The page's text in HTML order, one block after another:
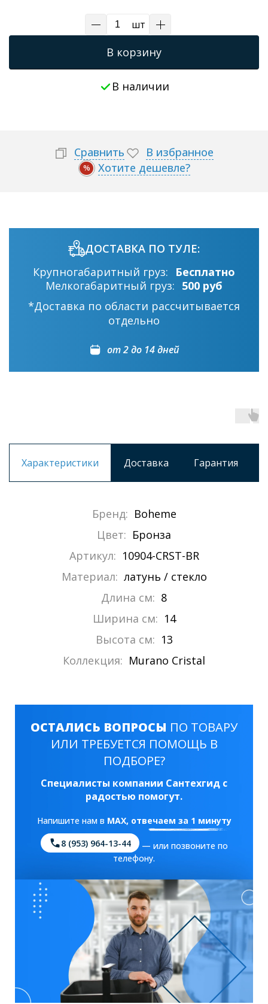
шт
В корзину
В наличии
Сравнить В избранное
% Хотите дешевле?
ДОСТАВКА ПО ТУЛЕ:
Крупногабаритный груз:
Бесплатно
Мелкогабаритный груз: 500 руб
*Доставка по области рассчитывается
отдельно
от 2 до 14 дней
Характеристики Доставка Гарантия
Бренд: Boheme
Цвет: Бронза
Артикул: 10904-CRST-BR
Материал: латунь / стекло
Длина см: 8
Ширина см: 14
Высота см: 13
Коллекция: Murano Cristal
ОСТАЛИСЬ ВОПРОСЫ ПО ТОВАРУ
ИЛИ ТРЕБУЕТСЯ ПОМОЩЬ В
ПОДБОРЕ?
Специалисты компании Сантехгид с
радостью помогут.
Напишите нам в MAX, отвечаем за 1 минуту
8 (953) 964-13-44
— или позвоните по
телефону.